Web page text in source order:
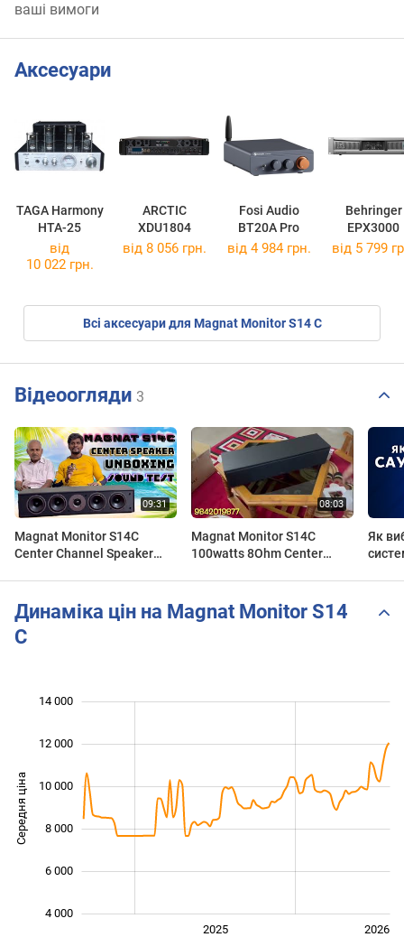
ваші вимоги
Аксесуари
TAGA Harmony
HTA-25
ARCTIC
XDU1804
Fosi Audio
BT20A Pro
Behringer
EPX3000
від
10 022 грн.
від 8 056 грн. від 4 984 грн. від 5 799
Всі аксесуари для Magnat Monitor S14 C
Відеоогляди 3
Magnat Monitor S14C
Center Channel Speaker
Magnat Monitor S14C
100watts 8Ohm Center
Як
Динаміка цін на Magnat Monitor S14
C
Середня ціна
4 000
6 000
8 000
10 000
14 000
12 000
2025 2026